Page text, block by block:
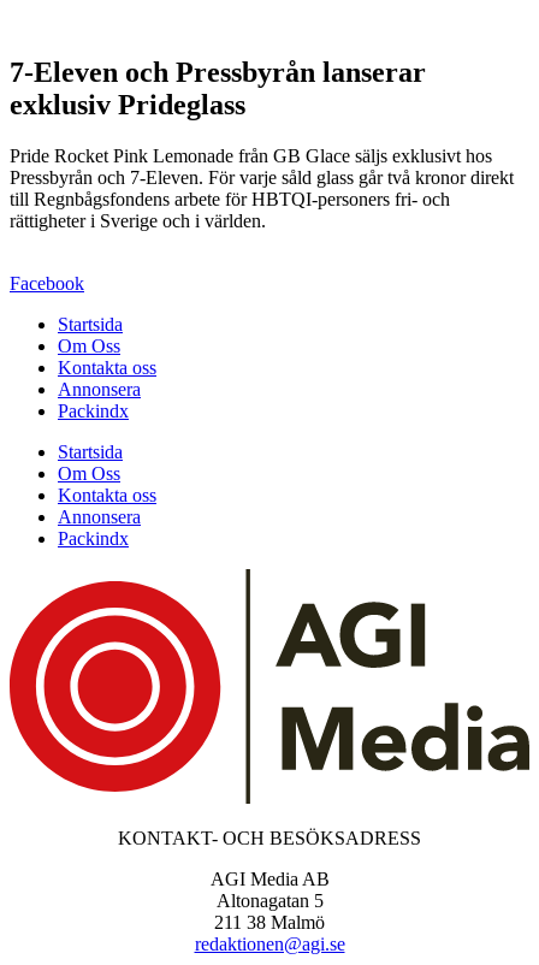
7-Eleven och Pressbyrån lanserar
exklusiv Prideglass
Pride Rocket Pink Lemonade från GB Glace säljs exklusivt hos
Pressbyrån och 7-Eleven. För varje såld glass går två kronor direkt
till Regnbågsfondens arbete för HBTQI-personers fri- och
rättigheter i Sverige och i världen.
Facebook
Startsida
Om Oss
Kontakta oss
Annonsera
Packindx
Startsida
Om Oss
Kontakta oss
Annonsera
Packindx
KONTAKT- OCH BESÖKSADRESS
AGI Media AB
Altonagatan 5
211 38 Malmö
redaktionen@agi.se